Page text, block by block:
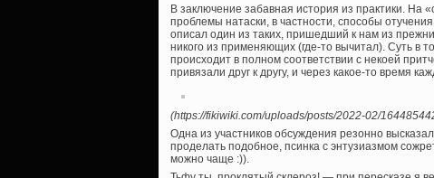
В заключение забавная история из практики. На
проблемы натаски, в частности, способы
описал один из таких, пришедший к нам из
никого из применяющих (где-то вычитал). Суть в
происходит в полном соответствии с некоей
привязали друг к другу, и через какое-то время
(https://fikiwiki.com/uploads/posts/2022-02/
Одна из участников обсуждения резонно
проделать подобное, псинка с энтузиазмом
можно чаще :)).